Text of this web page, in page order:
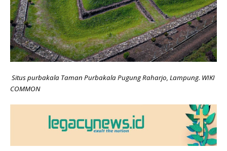
Situs purbakala Taman Purbakala Pugung Raharjo, Lampung. WIKI
COMMON